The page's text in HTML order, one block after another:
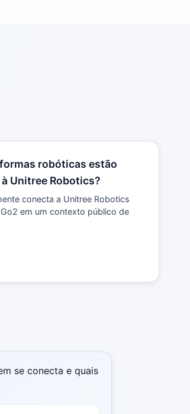
robóticas estão
Unitree Robotics?
conecta a Unitree Robotics
em um contexto público de
se conecta e quais